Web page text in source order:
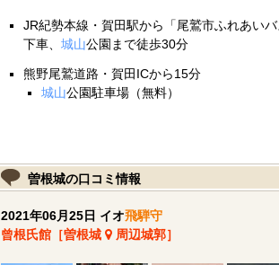
JR紀勢本線・賀田駅から「尾鷲市ふれあい
下車、 城山公園まで徒歩30分
熊野尾鷲道路・賀田ICから15分
城山公園駐車場（無料）
曽根城の口コミ情報
2021年06月25日 イオ飛騨守
曾根氏館［曽根城
周辺城郭］